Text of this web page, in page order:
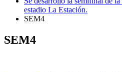
estadio La Estación.
SEM4
SEM4